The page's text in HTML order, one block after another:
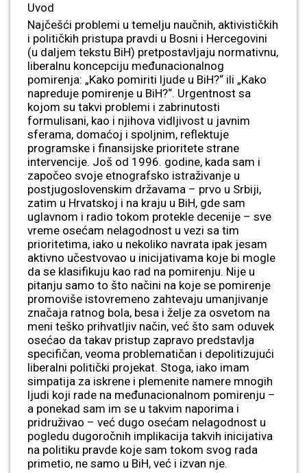
Uvod
Najčešći problemi u temelju naučnih, aktivističkih
i političkih pristupa pravdi u Bosni i Hercegovini
(u daljem tekstu BiH) pretpostavljaju normativnu,
liberalnu koncepciju međunacionalnog
pomirenja: „Kako pomiriti ljude u BiH?“ ili „Kako
napreduje pomirenje u BiH?“. Urgentnost sa
kojom su takvi problemi i zabrinutosti
formulisani, kao i njihova vidljivost u javnim
sferama, domaćoj i spoljnim, reflektuje
programske i finansijske prioritete strane
intervencije. Još od 1996. godine, kada sam i
započeo svoje etnografsko istraživanje u
postjugoslovenskim državama – prvo u Srbiji,
zatim u Hrvatskoj i na kraju u BiH, gde sam
uglavnom i radio tokom protekle decenije – sve
vreme osećam nelagodnost u vezi sa tim
prioritetima, iako u nekoliko navrata ipak jesam
aktivno učestvovao u inicijativama koje bi mogle
da se klasifikuju kao rad na pomirenju. Nije u
pitanju samo to što načini na koje se pomirenje
promoviše istovremeno zahtevaju umanjivanje
značaja ratnog bola, besa i želje za osvetom na
meni teško prihvatljiv način, već što sam oduvek
osećao da takav pristup zapravo predstavlja
specifičan, veoma problematičan i depolitizujući
liberalni politički projekat. Stoga, iako imam
simpatija za iskrene i plemenite namere mnogih
ljudi koji rade na međunacionalnom pomirenju –
a ponekad sam im se u takvim naporima i
pridruživao – već dugo osećam nelagodnost u
pogledu dugoročnih implikacija takvih inicijativa
na politiku pravde koje sam tokom svog rada
primetio, ne samo u BiH, već i izvan nje.